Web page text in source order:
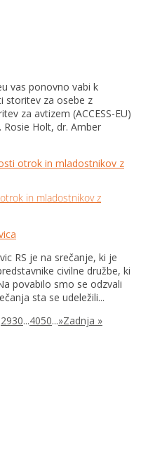
vas ponovno vabi k
storitev za osebe z
za avtizem (ACCESS-EU)
Rosie Holt, dr. Amber
in mladostnikov z
RS je na srečanje, ki je
civilne družbe, ki
povabilo smo se odzvali
sta se udeležili...
2930...4050...»Zadnja »